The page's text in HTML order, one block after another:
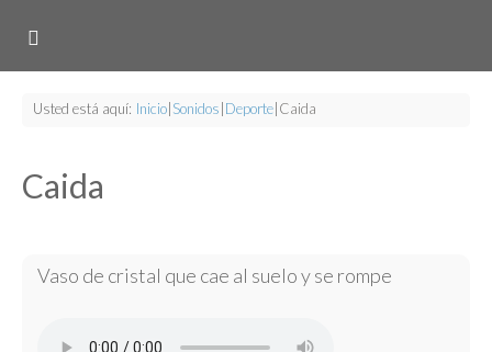
Usted está aquí: Inicio Sonidos Deporte Caida
Caida
Vaso de cristal que cae al suelo y se rompe